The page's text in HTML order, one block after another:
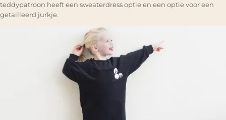
teddypatroon heeft een sweaterdress optie en een optie voor een
getailleerd jurkje.